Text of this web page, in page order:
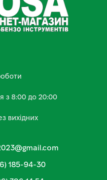
з 8:00 до 20:00
вихідних
185-94-30